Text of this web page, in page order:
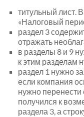
титульный лист.
«Налоговый
раздел 3
отражать
в разделы 8 и 9
к этим разделам
раздел 1 нужно
если компания
нужно
получился к
раздела 3, а